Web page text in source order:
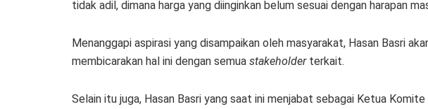
tidak adil, dimana harga yang diinginkan belum sesuai dengan harapan
Menanggapi aspirasi yang disampaikan oleh masyarakat, Hasan Basri
membicarakan hal ini dengan semua stakeholderterkait.
Selain itu juga, Hasan Basri yang saat ini menjabat sebagai Ketua